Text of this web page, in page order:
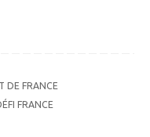
DE FRANCE
FRANCE